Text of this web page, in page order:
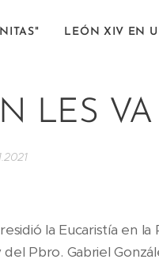
LEÓN XIV EN
LES
la Eucaristía en la
Pbro. Gabriel